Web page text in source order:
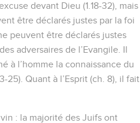
devant Dieu (1.18-32), mais
être déclarés justes par la foi
peuvent être déclarés justes
adversaires de l’Evangile. Il
à l’homme la connaissance du
25). Quant à l’Esprit (ch. 8), il fait
: la majorité des Juifs ont